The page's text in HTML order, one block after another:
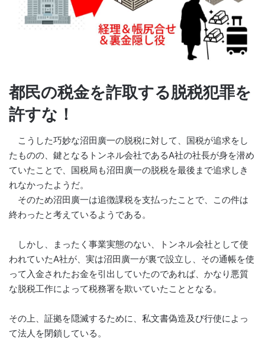
都民の税金を詐取する脱税犯罪を
許すな！
こうした巧妙な沼田廣一の脱税に対して、国税が追求をし
たものの、鍵となるトンネル会社であるA社の社長が身を潜め
ていたことで、国税局も沼田廣一の脱税を最後まで追求しき
れなかったようだ。
そのため沼田廣一は追徴課税を支払ったことで、この件は
終わったと考えているようである。
しかし、まったく事業実態のない、トンネル会社として使
われていたA社が、実は沼田廣一が裏で設立し、その通帳を使
って入金されたお金を引出していたのであれば、かなり悪質
な脱税工作によって税務署を欺いていたこととなる。
その上、証拠を隠滅するために、私文書偽造及び行使によっ
て法人を閉鎖している。